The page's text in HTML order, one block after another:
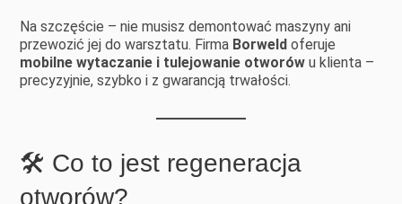
Na szczęście – nie musisz demontować maszyny ani
przewozić jej do warsztatu. Firma Borweld oferuje
mobilne wytaczanie i tulejowanie otworów u klienta –
precyzyjnie, szybko i z gwarancją trwałości.
🛠️ Co to jest regeneracja
otworów?